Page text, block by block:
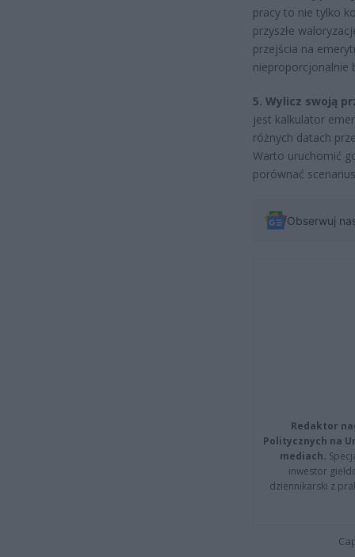
pracy to nie tylko
przyszłe
przejścia na
nieproporcjonalnie
5. Wylicz swoją
jest kalkulator
różnych datach
Warto uruchomić
porównać
Obserwuj
Redaktor
Politycznych na
mediach.
inwestor
dziennikarski z